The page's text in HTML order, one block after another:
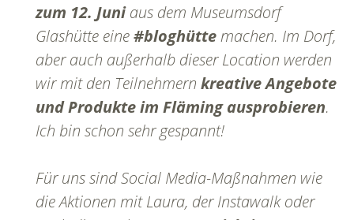
zum 12. Juniaus dem Museumsdorf
Glashütte eine#bloghüttemachen. Im Dorf,
aber auch außerhalb dieser Location werden
wir mit den Teilnehmern kreative Angebote
und Produkte im Fläming ausprobieren.
Ich bin schon sehr gespannt!
Für uns sind Social Media-Maßnahmen wie
die Aktionen mit Laura, der Instawalk oder